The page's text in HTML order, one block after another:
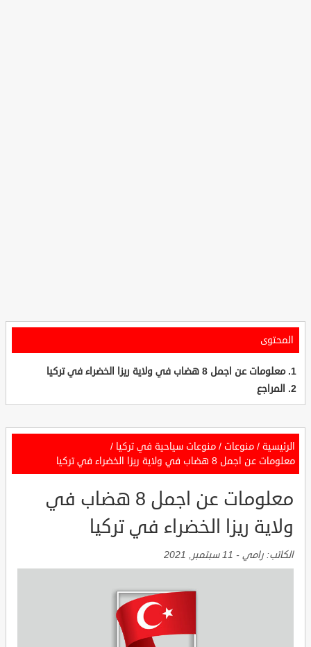
المحتوى
معلومات عن اجمل 8 هضاب في ولاية ريزا الخضراء في تركيا
المراجع
الرئيسية / منوعات / منوعات سياحية في تركيا /
معلومات عن اجمل 8 هضاب في ولاية ريزا الخضراء في تركيا
معلومات عن اجمل 8 هضاب في
ولاية ريزا الخضراء في تركيا
الكاتب: رامي - 11 سبتمبر, 2021